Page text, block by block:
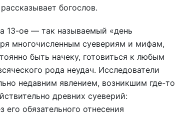
богослов.
13-ое — так называемый «день
многочисленным суевериям и мифам,
быть начеку, готовиться к любым
рода неудач. Исследователи
недавним явлением, возникшим где-то
древних суеверий:
его обязательного отнесения